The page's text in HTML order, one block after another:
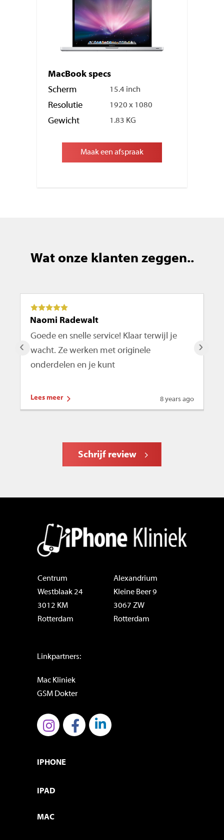
MacBook specs
Scherm
15.4 inch
Resolutie 1920 x 1080
Gewicht 1.83 KG
Maak een afspraak
Wat onze klanten zeggen..
Goede en snelle service! Klaar terwijl je
wacht. Ze werken met originele
onderdelen en je kunt
Lees meer
Naomi Radewalt
8 years ago
‹ ›
Schrijf review
Centrum
Westblaak 24
3012 KM
Rotterdam
Alexandrium
Kleine Beer 9
3067 ZW
Rotterdam
Linkpartners:
Mac Kliniek
GSM Dokter
IPHONE
IPAD
MAC